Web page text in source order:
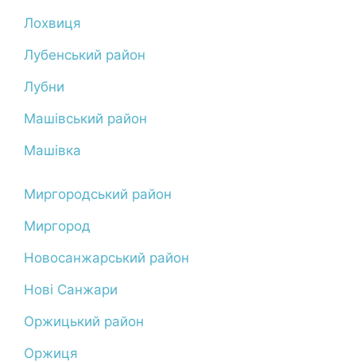
Лохвиця
Лубенський район
Лубни
Машівський район
Машівка
Миргородський район
Миргород
Новосанжарський район
Нові Санжари
Оржицький район
Оржиця